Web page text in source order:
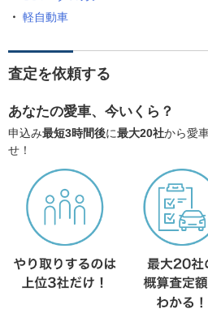
軽自動車
査定を依頼する
あなたの愛車、今いくら？
申込み最短3時間後に最大20社から愛
せ！